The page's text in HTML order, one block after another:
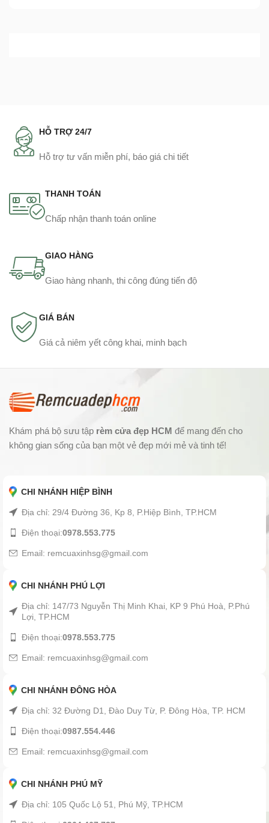
HỖ TRỢ 24/7
Hỗ trợ tư vấn miễn phí, báo giá chi tiết
THANH TOÁN
Chấp nhận thanh toán online
GIAO HÀNG
Giao hàng nhanh, thi công đúng tiến độ
GIÁ BÁN
Giá cả niêm yết công khai, minh bạch
Khám phá bộ sưu tập rèm cửa đẹp HCM để mang đến cho
không gian sống của bạn một vẻ đẹp mới mẻ và tinh tế!
CHI NHÁNH HIỆP BÌNH
Địa chỉ: 29/4 Đường 36, Kp 8, P.Hiệp Bình, TP.HCM
Điện thoại:0978.553.775
Email: remcuaxinhsg@gmail.com
CHI NHÁNH PHÚ LỢI
Địa chỉ: 147/73 Nguyễn Thị Minh Khai, KP 9 Phú Hoà, P.Phú
Lợi, TP.HCM
Điện thoại:0978.553.775
Email: remcuaxinhsg@gmail.com
CHI NHÁNH ĐÔNG HÒA
Địa chỉ: 32 Đường D1, Đào Duy Từ, P. Đông Hòa, TP. HCM
Điện thoại:0987.554.446
Email: remcuaxinhsg@gmail.com
CHI NHÁNH PHÚ MỸ
Địa chỉ: 105 Quốc Lộ 51, Phú Mỹ, TP.HCM